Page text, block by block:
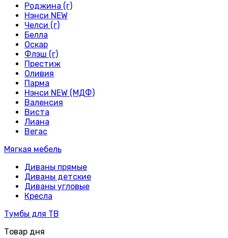
Роджина (г)
Нэнси NEW
Челси (г)
Белла
Оскар
Флэш (г)
Престиж
Оливия
Парма
Нэнси NEW (МДФ)
Валенсия
Виста
Лиана
Вегас
Мягкая мебель
Диваны прямые
Диваны детские
Диваны угловые
Кресла
Тумбы для ТВ
Товар дня